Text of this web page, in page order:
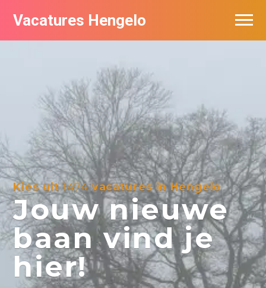
Vacatures Hengelo
Kies uit1474vacatures in Hengelo
Jouw nieuwe
baan vind je
hier!
Vacatures per bedrijf in Hengelo
Nieuwsbrief feed